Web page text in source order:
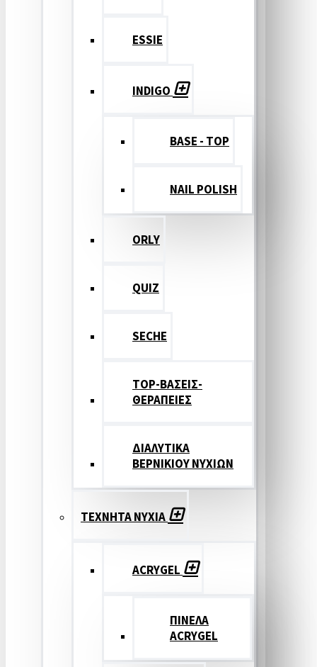
ESSIE
INDIGO
BASE - TOP
NAIL POLISH
ORLY
QUIZ
SECHE
TOP-ΒΑΣΕΙΣ-
ΘΕΡΑΠΕΙΕΣ
ΔΙΑΛΥΤΙΚΑ
ΒΕΡΝΙΚΙΟΥ ΝΥΧΙΩΝ
ΤΕΧΝΗΤΑ ΝΥΧΙΑ
ACRYGEL
ΠΙΝΕΛΑ
ACRYGEL